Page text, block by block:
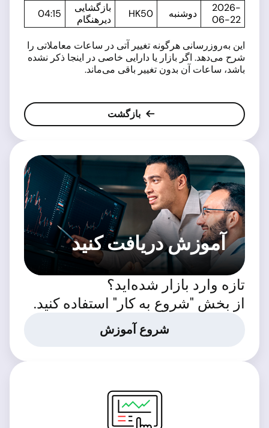
2026-
06-22
دوشنبه HK50
بازگشایی
دیرهنگام
04:15
این به‌روزرسانی هرگونه تغییر آتی در ساعات معاملاتی را
شرح می‌دهد. اگر بازار یا دارایی خاصی در اینجا ذکر نشده
باشد، ساعات آن بدون تغییر باقی می‌ماند.
بازگشت
آموزش دریافت کنید
تازه وارد بازار شده‌اید؟
از بخش "شروع به کار" استفاده کنید.
شروع آموزش